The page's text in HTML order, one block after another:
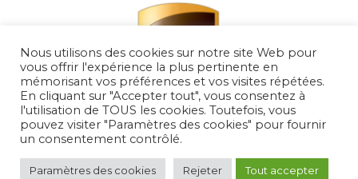
réservés
Nous utilisons des cookies sur notre site Web pour
vous offrir l'expérience la plus pertinente en
mémorisant vos préférences et vos visites répétées.
En cliquant sur "Accepter tout", vous consentez à
l'utilisation de TOUS les cookies. Toutefois, vous
pouvez visiter "Paramètres des cookies" pour fournir
un consentement contrôlé.
Paramètres des cookies Rejeter Tout accepter